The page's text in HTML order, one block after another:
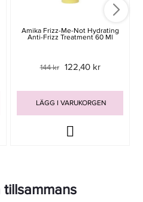
Amika Frizz-Me-Not Hydrating
Anti-Frizz Treatment 60 Ml
144 kr 122,40 kr
LÄGG I VARUKORGEN